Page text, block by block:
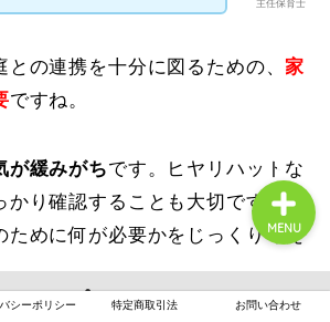
主任保育士
の連携を十分に図るための、 家
ですね。
が緩みがちです。ヒヤリハットな
かり確認することも大切です。子
ために何が必要かをじっくり考え
シーポリシー 特定商取引法 お問い合わせ
MENU